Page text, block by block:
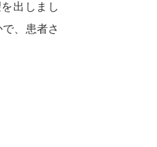
出しまし
、患者さ